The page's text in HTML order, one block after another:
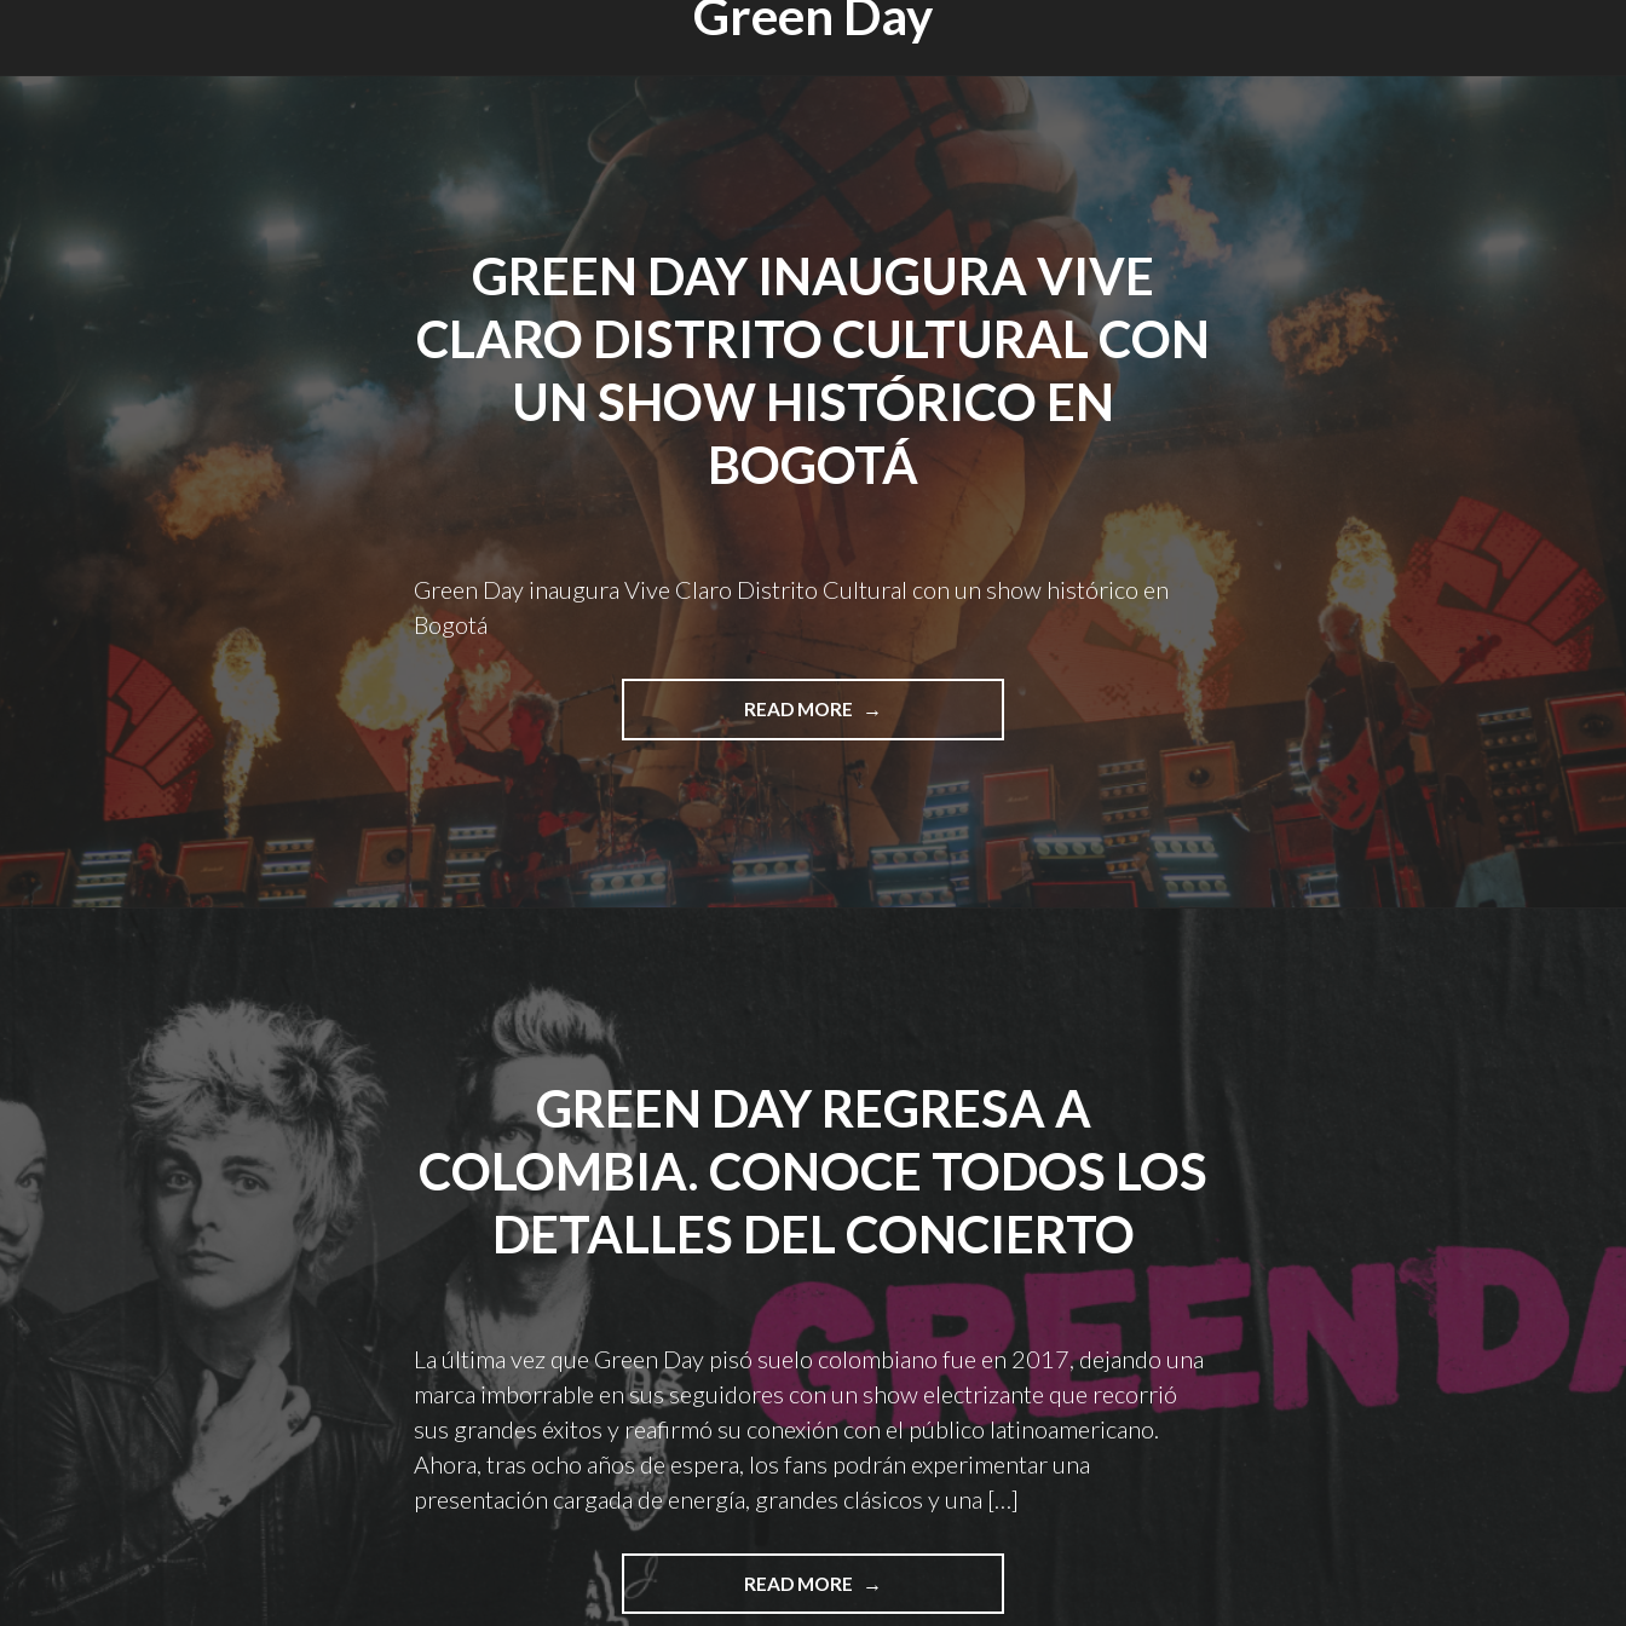
Green Day
GREEN DAY INAUGURA VIVE
CLARO DISTRITO CULTURAL CON
UN SHOW HISTÓRICO EN
BOGOTÁ
Green Day inaugura Vive Claro Distrito Cultural con un show histórico en
Bogotá
READ MORE
"GREEN
DAY
INAUGURA
VIVE
CLARO
DISTRITO
CULTURAL
CON
GREEN DAY REGRESA A
COLOMBIA. CONOCE TODOS LOS
DETALLES DEL CONCIERTO
La última vez que Green Day pisó suelo colombiano fue en 2017, dejando una
marca imborrable en sus seguidores con un show electrizante que recorrió
sus grandes éxitos y reafirmó su conexión con el público latinoamericano.
Ahora, tras ocho años de espera, los fans podrán experimentar una
presentación cargada de energía, grandes clásicos y una […]
READ MORE
"GREEN
DAY